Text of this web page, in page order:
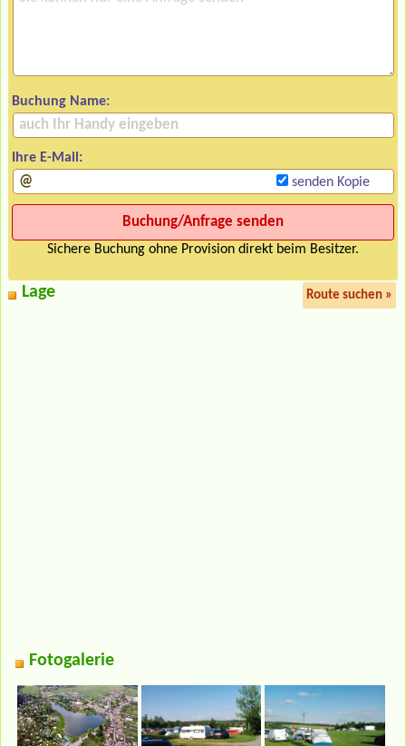
Buchung Name:
Ihre E-Mail:
senden Kopie
Sichere Buchung ohne Provision direkt beim Besitzer.
Lage Route suchen »
Fotogalerie